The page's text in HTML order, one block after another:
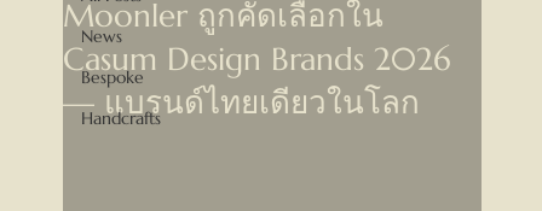
News
Bespoke
Handcrafts
Moonler ถูกคัดเลือกใน
Casum Design Brands 2026
— แบรนด์ไทยเดียวในโลก